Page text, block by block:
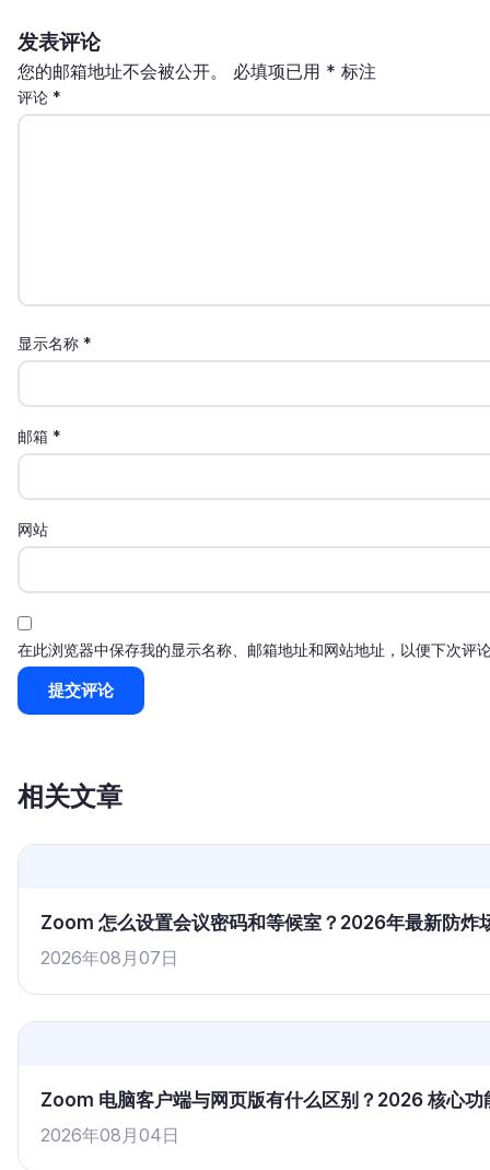
发表评论
您的邮箱地址不会被公开。 必填项已用 * 标注
评论 *
显示名称 *
邮箱 *
网站
在此浏览器中保存我的显示名称、邮箱地址和网站地址，以便下次评
相关文章
Zoom 怎么设置会议密码和等候室？2026年最新防炸
2026年08月07日
Zoom 电脑客户端与网页版有什么区别？2026 核心功
2026年08月04日